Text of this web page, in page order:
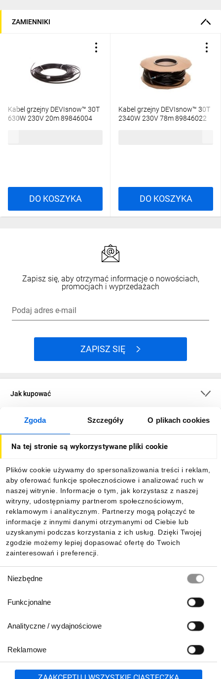
Zgoda Szczegóły O plikach cookies
Na tej stronie są wykorzystywane pliki cookie
Plików cookie używamy do spersonalizowania treści i reklam,
aby oferować funkcje społecznościowe i analizować ruch w
naszej witrynie. Informacje o tym, jak korzystasz z naszej
witryny, udostępniamy partnerom społecznościowym,
reklamowym i analitycznym. Partnerzy mogą połączyć te
informacje z innymi danymi otrzymanymi od Ciebie lub
uzyskanymi podczas korzystania z ich usług. Dzięki Twojej
zgodzie możemy lepiej dopasować ofertę do Twoich
zainteresowań i preferencji.
zgody
Niezbędne
Funkcjonalne
Analityczne / wydajnościowe
Reklamowe
ZAMIENNIKI
Kabel grzejny DEVIsnow™ 30T
630W 230V 20m 89846004
DO KOSZYKA
Kabel grzejny DEVIsnow™ 30T
2340W 230V 78m 89846022
DO KOSZYKA
Zapisz się, aby otrzymać informacje o nowościach,
promocjach i wyprzedażach
Podaj adres e-mail
ZAPISZ SIĘ
Jak kupować
O firmie
Informacje
Pobierz naszą aplikację mobilną:
801 500 700 lub 71 37 61 600